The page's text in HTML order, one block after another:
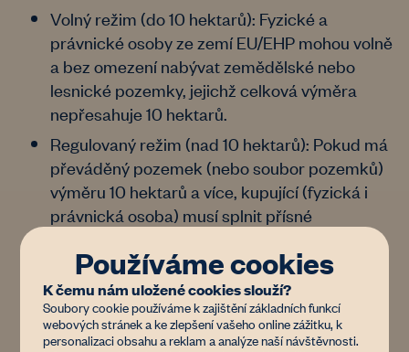
Volný režim (do 10 hektarů): Fyzické a
právnické osoby ze zemí EU/EHP mohou volně
a bez omezení nabývat zemědělské nebo
lesnické pozemky, jejichž celková výměra
nepřesahuje 10 hektarů.
Regulovaný režim (nad 10 hektarů): Pokud má
převáděný pozemek (nebo soubor pozemků)
výměru 10 hektarů a více, kupující (fyzická i
právnická osoba) musí splnit přísné
Musí prokázat, že se v Estonsku nebo jiném
státě EU/EHP prokazatelně a nepřetržitě
věnuje zemědělské produkci po dobu
Používáme cookies
K čemu nám uložené cookies slouží?
Soubory cookie používáme k zajištění základních funkcí
webových stránek a ke zlepšení vašeho online zážitku, k
personalizaci obsahu a reklam a analýze naší návštěvnosti.